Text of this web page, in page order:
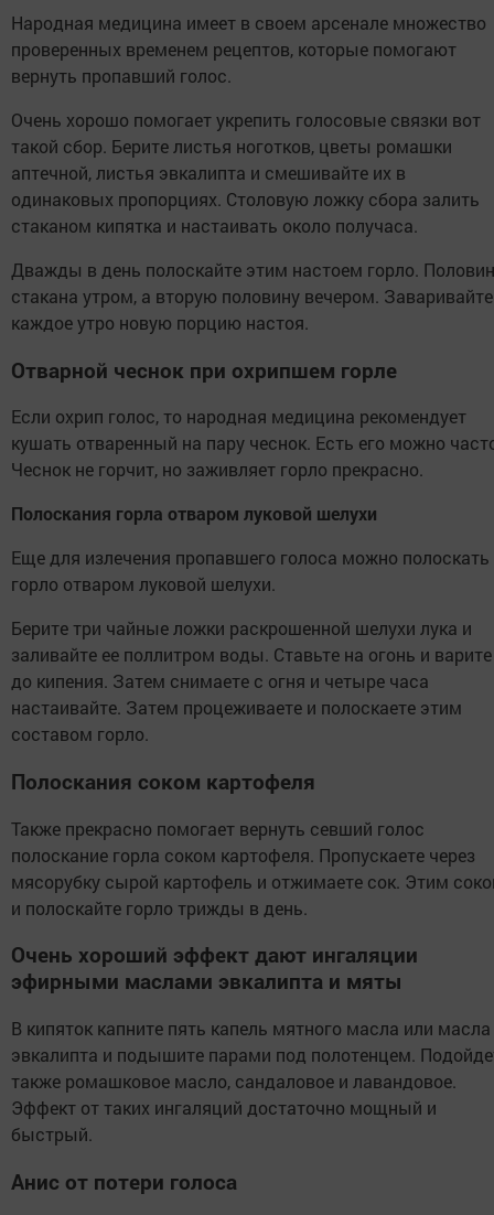
Народная медицина имеет в своем арсенале множество
проверенных временем рецептов, которые помогают
вернуть пропавший голос.
Очень хорошо помогает укрепить голосовые связки вот
такой сбор. Берите листья ноготков, цветы ромашки
аптечной, листья эвкалипта и смешивайте их в
одинаковых пропорциях. Столовую ложку сбора залить
стаканом кипятка и настаивать около получаса.
Дважды в день полоскайте этим настоем горло.
стакана утром, а вторую половину вечером. Заваривайте
каждое утро новую порцию настоя.
Отварной чеснок при охрипшем горле
Если охрип голос, то народная медицина рекомендует
кушать отваренный на пару чеснок. Есть его можно
Чеснок не горчит, но заживляет горло прекрасно.
Полоскания горла отваром луковой шелухи
Еще для излечения пропавшего голоса можно полоскать
горло отваром луковой шелухи.
Берите три чайные ложки раскрошенной шелухи лука и
заливайте ее поллитром воды. Ставьте на огонь и варите
до кипения. Затем снимаете с огня и четыре часа
настаивайте. Затем процеживаете и полоскаете этим
составом горло.
Полоскания соком картофеля
Также прекрасно помогает вернуть севший голос
полоскание горла соком картофеля. Пропускаете через
мясорубку сырой картофель и отжимаете сок. Этим
и полоскайте горло трижды в день.
Очень хороший эффект дают ингаляции
эфирными маслами эвкалипта и мяты
В кипяток капните пять капель мятного масла или масла
эвкалипта и подышите парами под полотенцем.
также ромашковое масло, сандаловое и лавандовое.
Эффект от таких ингаляций достаточно мощный и
быстрый.
Анис от потери голоса